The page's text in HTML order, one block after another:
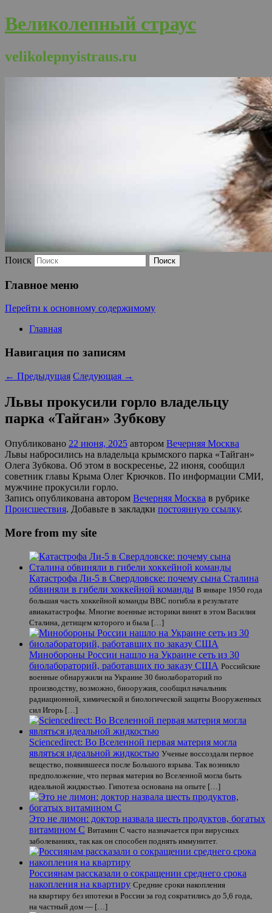
Великолепный страус
velikolepnyistraus.ru
Поиск
Главное меню
Перейти к основному содержимому
Главная
Навигация по записям
← Предыдущая Следующая →
Львы прокусили горло владельцу
парка «Тайган» Зубкову
Опубликовано 22 июня, 2025 автором Вечерняя Москва
Львы набросились на владельца крымского парка «Тайган»
Олега Зубкова. Об этом в воскресенье, 22 июня, сообщил
советник главы Крыма Олег Крючков. По информации СМИ,
мужчине прокусили горло.
Запись опубликована автором Вечерняя Москва в рубрике
Происшествия. Добавьте в закладки постоянную ссылку.
More from my site
Катастрофа Ли-5 в Свердловске: почему сына Сталина
обвиняли в гибели хоккейной команды В январе 1950 года
большая часть хоккейной команды ВВС погибла в результате
авиакатастрофы. Многие военные историки винят в этом Василия
Сталина, детищем которого и была […]
Минобороны России нашло на Украине сеть из 30
биолабораторий, работавших по заказу США Российские
военные обнаружили на Украине 30 биолабораторий по
производству, возможно, биооружия, сообщил начальник
радиационной, химической и биологической защиты Вооруженных
сил Игорь […]
Sciencedirect: Во Вселенной первая материя могла
являться идеальной жидкостью Ученые воссоздали первое
вещество, появившееся после Большого взрыва. Так возникло
предположение, что первая материя во Вселенной могла быть
идеальной жидкостью. Гипотеза основана на опыте […]
Это не лимон: доктор назвала шесть продуктов, богатых
витамином С Витамин С часто назначается при вирусных
заболеваниях, так как он способен поднять иммунитет.
Россиянам рассказали о сокращении среднего срока
накопления на квартиру Средние сроки накопления
на квартиру без ипотеки в России за год сократились до 5,6 года,
на частный дом — […]